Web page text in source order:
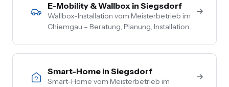
E-Mobility & Wallbox in Siegsdorf
Wallbox-Installation vom Meisterbetrieb im
Chiemgau – Beratung, Planung, Installation
Smart-Home in Siegsdorf
Smart-Home vom Meisterbetrieb im